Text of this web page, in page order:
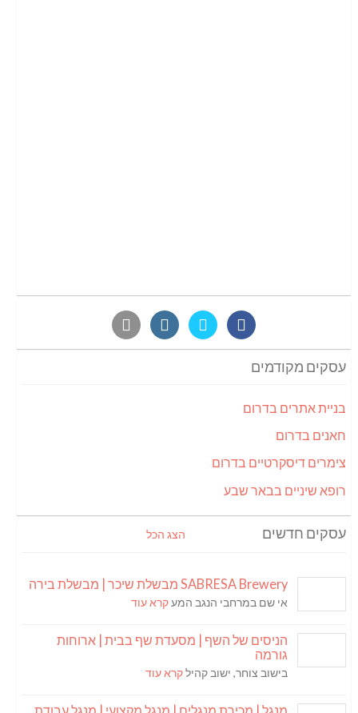
עסקים מקודמים
בניית אתרים בדרום
חאנים בדרום
צימרים דיסקרטיים בדרום
רופא שיניים בבאר שבע
עסקים חדשים הצג הכל
SABRESA Brewery מבשלת שיכר | מבשלת בירה
אי שם במרחבי הנגב המעקרא עוד
הניסים של השף | מסעדת שף בבית | ארוחות
גורמה
בישוב צוחר, ישוב קהילקרא עוד